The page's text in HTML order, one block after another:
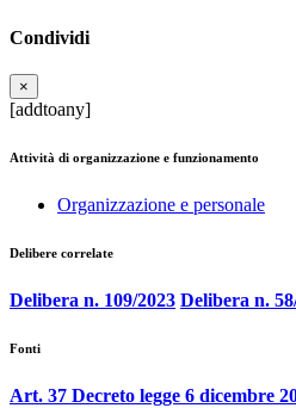
Condividi
×
[addtoany]
Attività di organizzazione e funzionamento
Organizzazione e personale
Delibere correlate
Delibera n. 109/2023 Delibera n.
Fonti
Art. 37 Decreto legge 6 dicembre